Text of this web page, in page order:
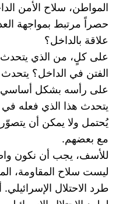
المواطن، سلاح الأمن
حصراً مرتبط بمواجهة
‏علاقة بالداخل؟ ‏
على كلٍ، من الذي
الفتن في الداخل؟ يتحدث
على ‏رأسه بشكل أساسي
يتحدث هذا الذي فعله في
يُحتمل ولا يمكن ‏أن
مع بعضهم. ‏
للأسف، يجب أن نكون
ليست سلاح المقاومة،
طرد ‏الاحتلال